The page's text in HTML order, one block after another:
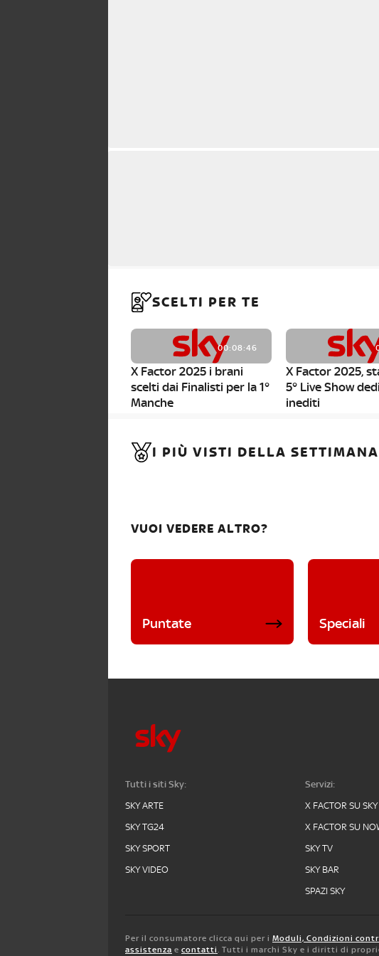
SCELTI PER TE
00:08:46
X Factor 2025 i brani
scelti dai Finalisti per la 1°
Manche
X Factor 2025,
5° Live Show
inediti
I PIÙ VISTI DELLA SETTIMANA
VUOI VEDERE ALTRO?
Puntate Speciali
Tutti i siti Sky:
SKY ARTE
SKY TG24
SKY SPORT
SKY VIDEO
Servizi:
X FACTOR SU SKY
X FACTOR SU
SKY TV
SKY BAR
SPAZI SKY
Per il consumatore clicca qui per i Moduli, Condizioni
assistenza e contatti. Tutti i marchi Sky e i diritti di